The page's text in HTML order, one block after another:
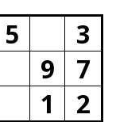
5
3
9
7
1
2